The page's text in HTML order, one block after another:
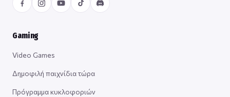
Gaming
Video Games
Δημοφιλή παιχνίδια τώρα
Πρόγραμμα κυκλοφοριών